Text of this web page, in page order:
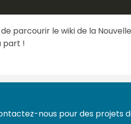
parcourir le wiki de la
part !
nous pour des projets